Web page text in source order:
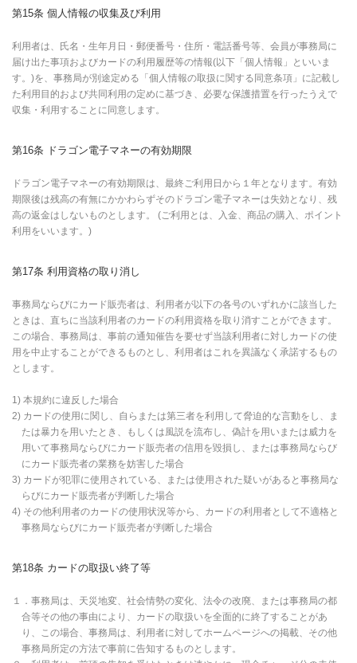
第15条 個人情報の収集及び利用
利用者は、氏名・生年月日・郵便番号・住所・電話番号等、会員が事務局に
届け出た事項およびカードの利用履歴等の情報(以下「個人情報」といいま
す。)を、事務局が別途定める「個人情報の取扱に関する同意条項」に記載し
た利用目的および共同利用の定めに基づき、必要な保護措置を行ったうえで
収集・利用することに同意します。
第16条 ドラゴン電子マネーの有効期限
ドラゴン電子マネーの有効期限は、最終ご利用日から１年となります。有効
期限後は残高の有無にかかわらずそのドラゴン電子マネーは失効となり、残
高の返金はしないものとします。 (ご利用とは、入金、商品の購入、ポイント
利用をいいます。)
第17条 利用資格の取り消し
事務局ならびにカード販売者は、利用者が以下の各号のいずれかに該当した
ときは、直ちに当該利用者のカードの利用資格を取り消すことができます。
この場合、事務局は、事前の通知催告を要せず当該利用者に対しカードの使
用を中止することができるものとし、利用者はこれを異議なく承諾するもの
とします。
1) 本規約に違反した場合
2) カードの使用に関し、自らまたは第三者を利用して脅迫的な言動をし、ま
たは暴力を用いたとき、もしくは風説を流布し、偽計を用いまたは威力を
用いて事務局ならびにカード販売者の信用を毀損し、または事務局ならび
にカード販売者の業務を妨害した場合
3) カードが犯罪に使用されている、または使用された疑いがあると事務局な
らびにカード販売者が判断した場合
4) その他利用者のカードの使用状況等から、カードの利用者として不適格と
事務局ならびにカード販売者が判断した場合
第18条 カードの取扱い終了等
１．事務局は、天災地変、社会情勢の変化、法令の改廃、または事務局の都
合等その他の事由により、カードの取扱いを全面的に終了することがあ
り、この場合、事務局は、利用者に対してホームページへの掲載、その他
事務局所定の方法で事前に告知するものとします。